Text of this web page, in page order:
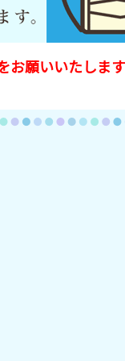
お願いいたします